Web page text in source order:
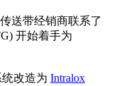
送带经销商联系了
开始着手为
改造为 Intralox